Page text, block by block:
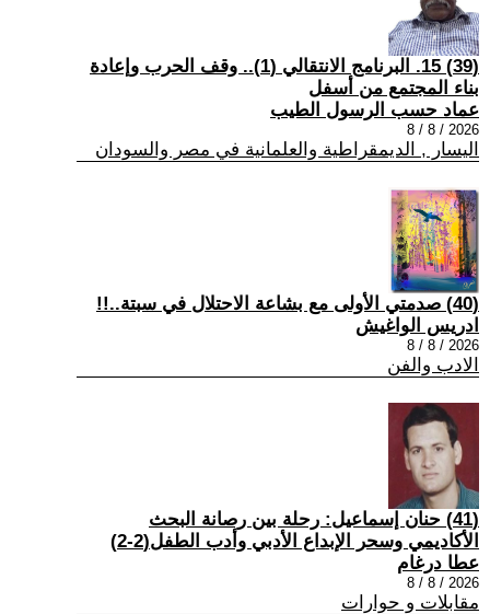
(39) 15. البرنامج الانتقالي (1).. وقف الحرب وإعادة
بناء المجتمع من أسفل
عماد حسب الرسول الطيب
2026 / 8 / 8
اليسار , الديمقراطية والعلمانية في مصر والسودان
(40) صدمتي الأولى مع بشاعة الاحتلال في سبتة..!!
ادريس الواغيش
2026 / 8 / 8
الادب والفن
(41) حنان إسماعيل: رحلة بين رصانة البحث
الأكاديمي وسحر الإبداع الأدبي وأدب الطفل(2-2)
عطا درغام
2026 / 8 / 8
مقابلات و حوارات